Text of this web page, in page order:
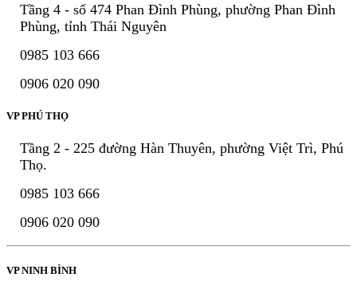
Tầng 4 - số 474 Phan Đình Phùng, phường Phan Đình
Phùng, tỉnh Thái Nguyên
0985 103 666
0906 020 090
VP PHÚ THỌ
Tầng 2 - 225 đường Hàn Thuyên, phường Việt Trì, Phú
Thọ.
0985 103 666
0906 020 090
VP NINH BÌNH